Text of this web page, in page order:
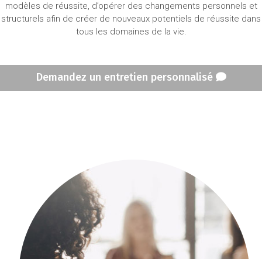
modèles de réussite, d’opérer des changements personnels et
structurels afin de créer de nouveaux potentiels de réussite dans
tous les domaines de la vie.
Demandez un entretien personnalisé